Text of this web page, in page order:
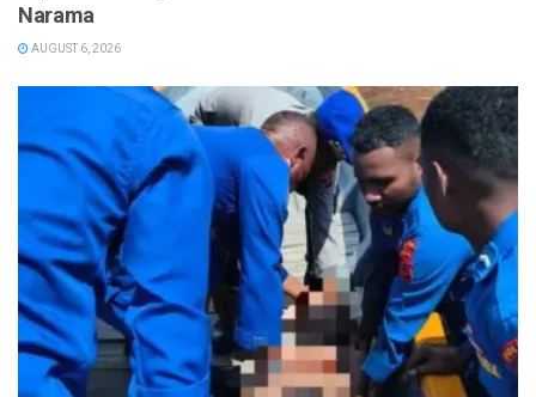
Narama
AUGUST 6, 2026